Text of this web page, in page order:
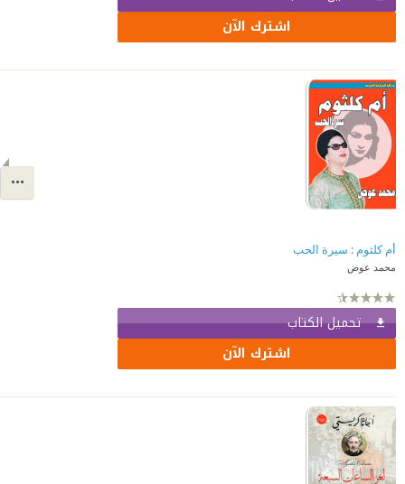
اشترك الآن
أم كلثوم : سيرة الحب
محمد عوض
تحميل الكتاب
اشترك الآن